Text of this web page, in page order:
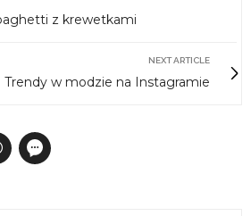
z krewetkami
NEXT ARTICLE
Trendy w modzie na Instagramie